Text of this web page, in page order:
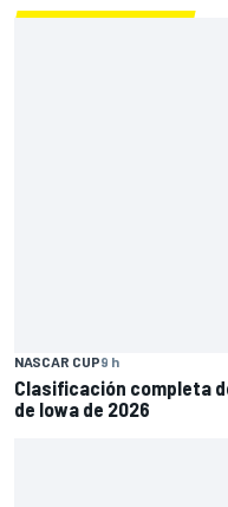
NASCAR CUP9 h
Clasificación completa
de Iowa de 2026